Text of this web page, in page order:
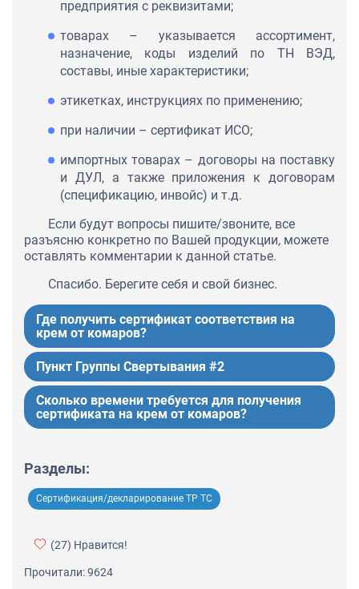
предприятия с реквизитами;
товарах – указывается ассортимент,
назначение, коды изделий по ТН ВЭД,
составы, иные характеристики;
этикетках, инструкциях по применению;
при наличии – сертификат ИСО;
импортных товарах – договоры на поставку
и ДУЛ, а также приложения к договорам
(спецификацию, инвойс) и т.д.
Если будут вопросы пишите/звоните, все
разъясню конкретно по Вашей продукции, можете
оставлять комментарии к данной статье.
Спасибо. Берегите себя и свой бизнес.
Где получить сертификат соответствия на
крем от комаров?
Пункт Группы Свертывания #2
Сколько времени требуется для получения
сертификата на крем от комаров?
Разделы:
Сертификация/декларирование ТР ТС
(27) Нравится!
Прочитали: 9624